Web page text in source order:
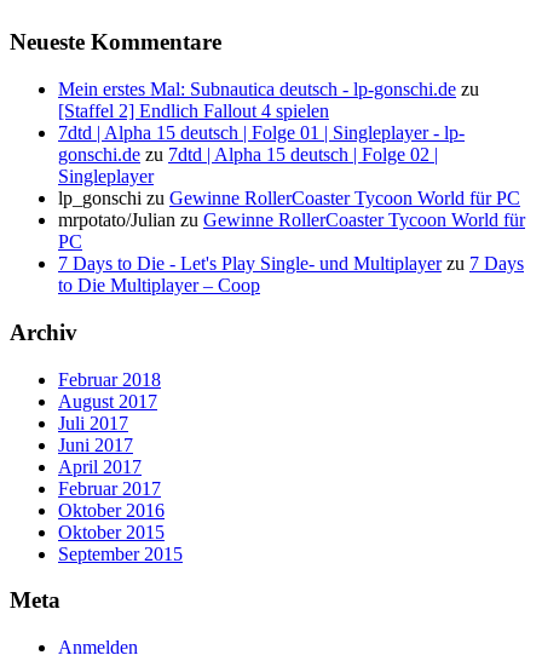
Neueste Kommentare
Mein erstes Mal: Subnautica deutsch - lp-gonschi.de zu
[Staffel 2] Endlich Fallout 4 spielen
7dtd | Alpha 15 deutsch | Folge 01 | Singleplayer - lp-
gonschi.de zu 7dtd | Alpha 15 deutsch | Folge 02 |
Singleplayer
lp_gonschi zu Gewinne RollerCoaster Tycoon World für PC
mrpotato/Julian zu Gewinne RollerCoaster Tycoon World für
PC
7 Days to Die - Let's Play Single- und Multiplayerzu 7 Days
to Die Multiplayer – Coop
Archiv
Februar 2018
August 2017
Juli 2017
Juni 2017
April 2017
Februar 2017
Oktober 2016
Oktober 2015
September 2015
Meta
Anmelden